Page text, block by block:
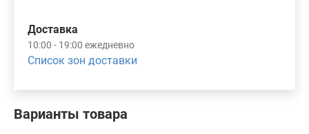
Варианты товара
Доставка
10:00 - 19:00 ежедневно
Список зон доставки